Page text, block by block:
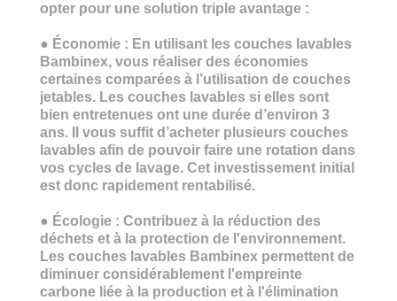
opter pour une solution triple avantage :
● Économie : En utilisant les couches lavables
Bambinex, vous réaliser des économies
certaines comparées à l’utilisation de couches
jetables. Les couches lavables si elles sont
bien entretenues ont une durée d’environ 3
ans. Il vous suffit d’acheter plusieurs couches
lavables afin de pouvoir faire une rotation dans
vos cycles de lavage. Cet investissement initial
est donc rapidement rentabilisé.
● Écologie : Contribuez à la réduction des
déchets et à la protection de l'environnement.
Les couches lavables Bambinex permettent de
diminuer considérablement l'empreinte
carbone liée à la production et à l'élimination